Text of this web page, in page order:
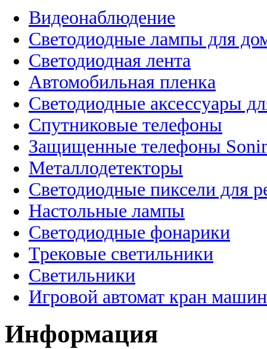
Видеонаблюдение
Светодиодные лампы для
Светодиодная лента
Автомобильная пленка
Светодиодные аксессуары
Спутниковые телефоны
Защищенные телефоны
Металлодетекторы
Светодиодные пиксели для
Настольные лампы
Светодиодные фонарики
Трековые светильники
Светильники
Игровой автомат кран
Информация